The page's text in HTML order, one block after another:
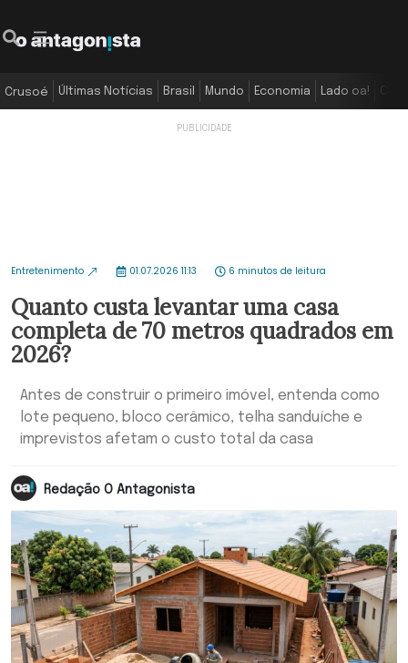
Crusoé Últimas Notícias Brasil Mundo Economia Lado oa!
Entretenimento 01.07.2026 11:13 6 minutos de leitura
Quanto custa levantar uma casa
completa de 70 metros quadrados em
2026?
Antes de construir o primeiro imóvel, entenda como
lote pequeno, bloco cerâmico, telha sanduíche e
imprevistos afetam o custo total da casa
Redação O Antagonista